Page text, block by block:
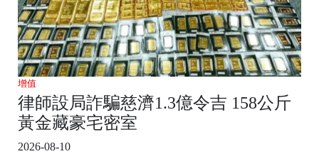
增值
律師設局詐騙慈濟1.3億令吉 158公斤
黃金藏豪宅密室
2026-08-10